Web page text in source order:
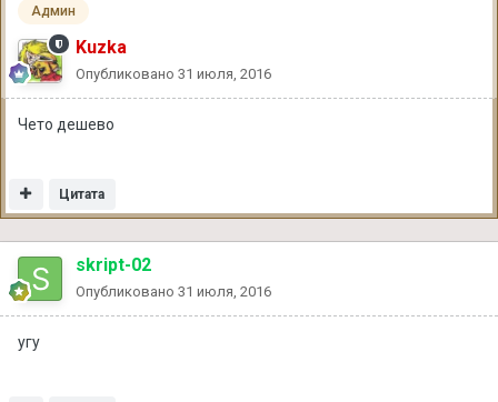
Админ
Kuzka
Опубликовано 31 июля, 2016
Чето дешево
Цитата
skript-02
Опубликовано 31 июля, 2016
угу